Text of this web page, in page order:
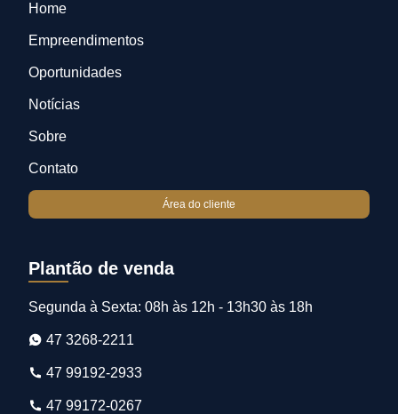
Home
Empreendimentos
Oportunidades
Notícias
Sobre
Contato
Área do cliente
Plantão de venda
Segunda à Sexta: 08h às 12h - 13h30 às 18h
47 3268-2211
47 99192-2933
47 99172-0267